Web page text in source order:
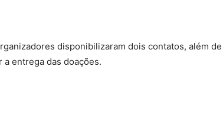
disponibilizaram dois contatos, além de
entrega das doações.